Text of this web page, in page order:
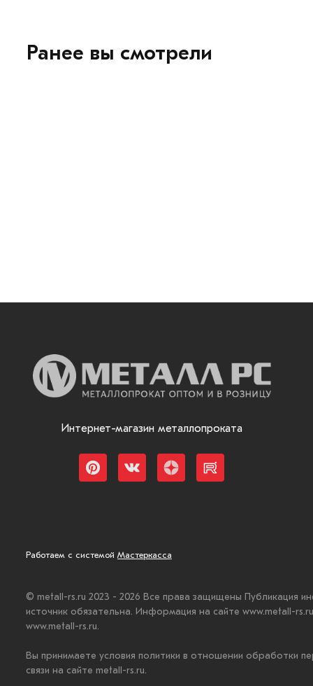
Ранее вы смотрели
Интернет-магазин металлопроката
Работаем с системой Мастеркасса
© metall-rs.ru 2023 - 2026 Все права защищены Публикация
источник обязательна. Информация на сайте www.metall-
www.metall-rs.ru.
Вы принимаете условия политики в отношении обработки
связи на сайте metall-rs.ru.